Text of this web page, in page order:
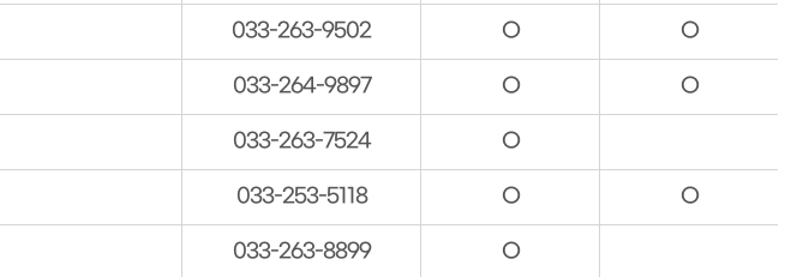
033-263-9502 O O
033-264-9897 O O
033-263-7524 O
033-253-5118 O O
033-263-8899 O